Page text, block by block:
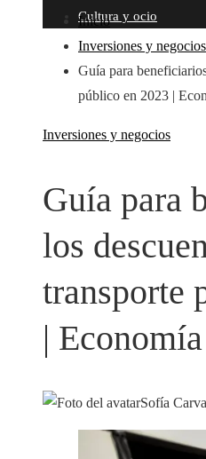
Cultura y ocio
Inicio
Inversiones y negocios
Guía para
público en 2023 |
Inversiones y negocios
Guía para
los
transporte
| Economía
Sofía